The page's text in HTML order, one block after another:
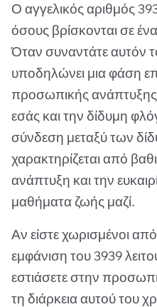
Ο αγγελικός αριθμός
όσους βρίσκονται σε
Όταν συναντάτε αυτόν
υποδηλώνει μια φάση
προσωπικής ανάπτυξης
εσάς και την δίδυμη
σύνδεση μεταξύ των
χαρακτηρίζεται από
ανάπτυξη και την
μαθήματα ζωής μαζί.
Αν είστε χωρισμένοι
εμφάνιση του 3939
εστιάσετε στην
τη διάρκεια αυτού του